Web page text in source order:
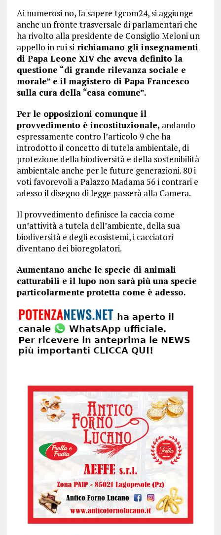
Ai numerosi no, fa sapere tgcom24, si aggiunge
anche un fronte trasversale di parlamentari che
ha rivolto alla presidente de Consiglio Meloni un
appello in cui sirichiamano gli insegnamenti
di Papa Leone XIV che aveva definito la
questione “di grande rilevanza sociale e
morale” e il magistero di Papa Francesco
sulla cura della “casa comune”.
Per le opposizioni comunque il
provvedimento è incostituzionale, andando
espressamente contro l’articolo 9 che ha
introdotto il concetto di tutela ambientale, di
protezione della biodiversità e della sostenibilità
ambientale anche per le future generazioni. 80 i
voti favorevoli a Palazzo Madama 56 i contrari e
adesso il disegno di legge passerà alla Camera.
Il provvedimento definisce la caccia come
un’attività a tutela dell’ambiente, della sua
biodiversità e degli ecosistemi, i cacciatori
diventano dei bioregolatori.
Aumentano anche le specie di animali
catturabili e il lupo non sarà più una specie
particolarmente protetta come è adesso.